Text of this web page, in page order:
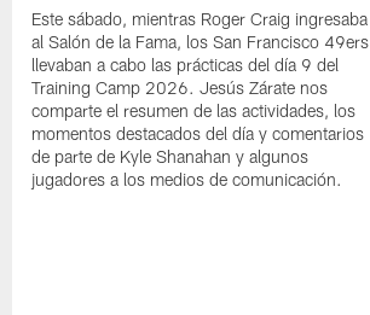
Este sábado, mientras Roger Craig ingresaba
al Salón de la Fama, los San Francisco 49ers
llevaban a cabo las prácticas del día 9 del
Training Camp 2026. Jesús Zárate nos
comparte el resumen de las actividades, los
momentos destacados del día y comentarios
de parte de Kyle Shanahan y algunos
jugadores a los medios de comunicación.